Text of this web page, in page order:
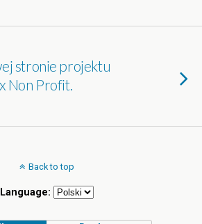
stronie projektu
Non Profit.
Back to top
Language: